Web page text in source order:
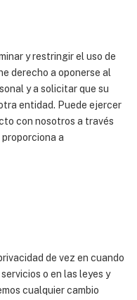
y restringir el uso de
derecho a oponerse al
y a solicitar que su
entidad. Puede ejercer
con nosotros a través
a
de vez en cuando
o en las leyes y
cualquier cambio